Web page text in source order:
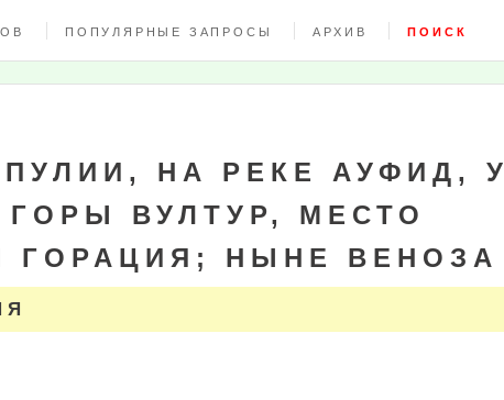
ПОПУЛЯРНЫЕ ЗАПРОСЫ АРХИВ ПОИСК
НА РЕКЕ АУФИД, У
ВУЛТУР, МЕСТО
ГОРАЦИЯ; НЫНЕ ВЕНОЗА